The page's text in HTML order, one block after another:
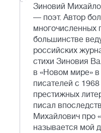
Зиновий
— поэт. Автор
многочисленных
большинстве
российских
стихи Зиновия
в «Новом мире»
писателей с
престижных
писал
Михайлович про
называется мой